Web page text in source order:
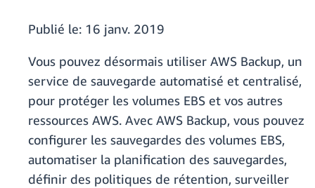
Publié le: 16 janv. 2019
Vous pouvez désormais utiliser AWS Backup, un
service de sauvegarde automatisé et centralisé,
pour protéger les volumes EBS et vos autres
ressources AWS. Avec AWS Backup, vous pouvez
configurer les sauvegardes des volumes EBS,
automatiser la planification des sauvegardes,
définir des politiques de rétention, surveiller